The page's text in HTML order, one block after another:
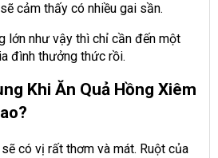
cảm thấy có nhiều gai sần.
lớn như vậy thì chỉ cần đến một
đình thưởng thức rồi.
Khi Ăn Quả Hồng Xiêm
có vị rất thơm và mát. Ruột của